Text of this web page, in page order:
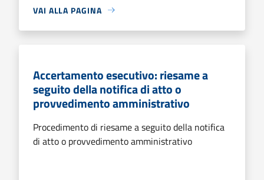
VAI ALLA PAGINA
Accertamento esecutivo: riesame a
seguito della notifica di atto o
provvedimento amministrativo
Procedimento di riesame a seguito della notifica
di atto o provvedimento amministrativo